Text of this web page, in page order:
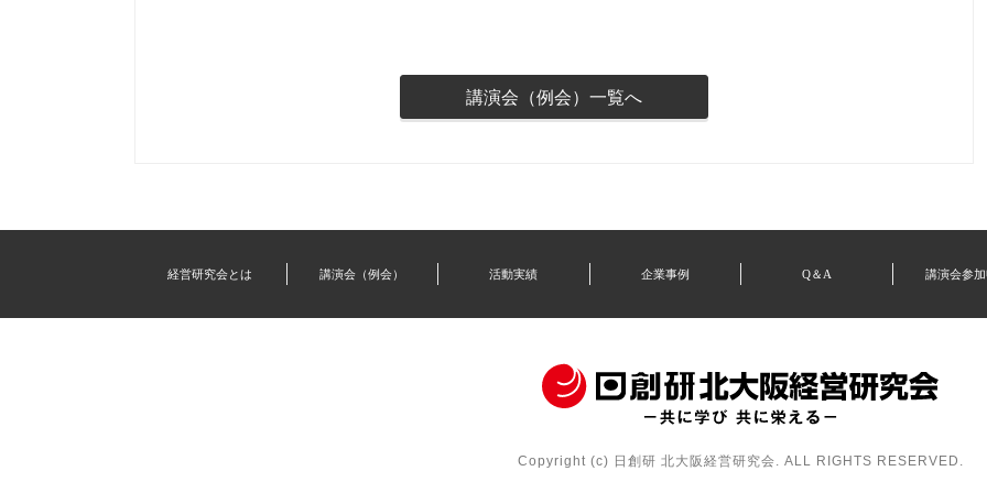
講演会（例会）一覧へ
経営研究会とは 講演会（例会） 活動実績 企業事例 Q＆A 講演会参
Copyright (c) 日創研 北大阪経営研究会. ALL RIGHTS RESERVED.